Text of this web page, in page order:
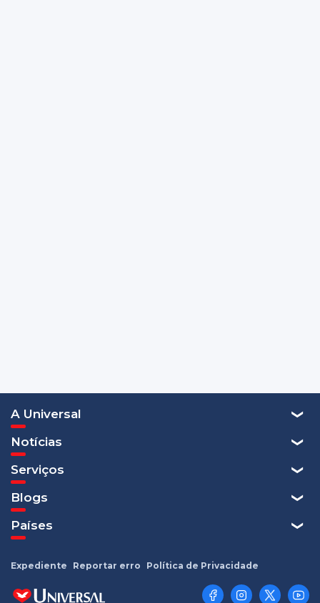
A Universal
Notícias
Serviços
Blogs
Países
Expediente Reportar erro Política de Privacidade